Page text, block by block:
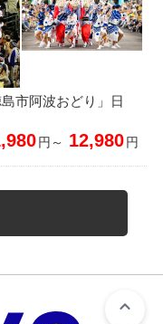
市阿波おどり」日
円～ 12,980円